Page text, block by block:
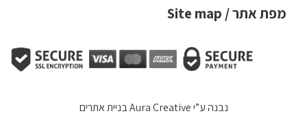
מפת אתר / Site map
נבנה ע”יAura Creative בניית אתרים